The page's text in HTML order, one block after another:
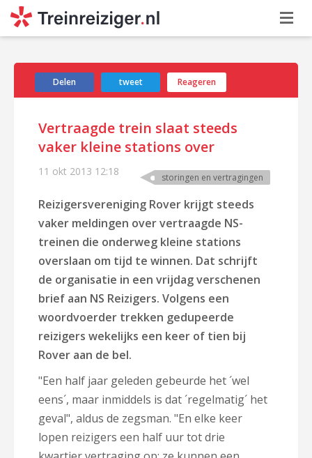
Delen tweet Reageren
Vertraagde trein slaat steeds
vaker kleine stations over
11 okt 2013 12:18 storingen en vertragingen
Reizigersvereniging Rover krijgt steeds
vaker meldingen over vertraagde NS-
treinen die onderweg kleine stations
overslaan om tijd te winnen. Dat schrijft
de organisatie in een vrijdag verschenen
brief aan NS Reizigers. Volgens een
woordvoerder trekken gedupeerde
reizigers wekelijks een keer of tien bij
Rover aan de bel.
"Een half jaar geleden gebeurde het ´wel
eens´, maar inmiddels is dat ´regelmatig´ het
geval", aldus de zegsman. "En elke keer
lopen reizigers een half uur tot drie